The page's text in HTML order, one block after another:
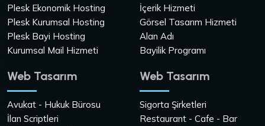
Plesk Ekonomik Hosting
Plesk Kurumsal Hosting
Plesk Bayi Hosting
Kurumsal Mail Hizmeti
İçerik Hizmeti
Görsel Tasarım Hizmeti
Alan Adı
Bayilik Programı
Web Tasarım
Avukat - Hukuk Bürosu
İlan Scriptleri
Web Tasarım
Sigorta Şirketleri
Restaurant - Cafe - Bar